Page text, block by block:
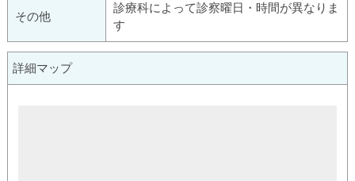
その他
診療科によって診察曜日・時間が異なりま
す
詳細マップ